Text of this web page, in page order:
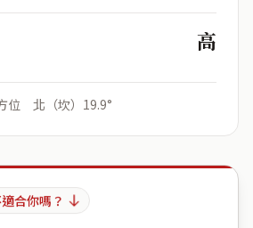
高
位 北（坎）19.9°
合你嗎？